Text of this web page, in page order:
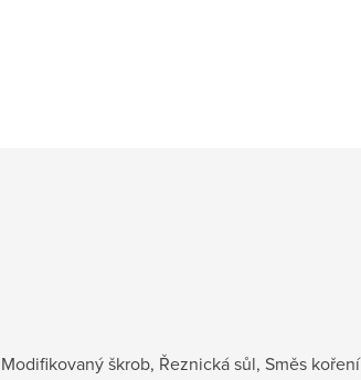
škrob, Řeznická sůl, Směs koření